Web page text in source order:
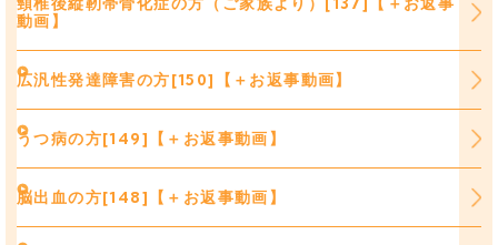
動画】
広汎性発達障害の方[150]【＋お返事動画】
うつ病の方[149]【＋お返事動画】
脳出血の方[148]【＋お返事動画】